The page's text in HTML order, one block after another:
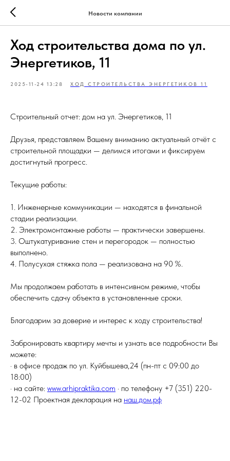
Новости компании
Ход строительства дома по ул.
Энергетиков, 11
2025-11-24 13:28 ХОД СТРОИТЕЛЬСТВА ЭНЕРГЕТИКОВ 11
Строительный отчет: дом на ул. Энергетиков, 11
Друзья, представляем Вашему вниманию актуальный отчёт с
строительной площадки — делимся итогами и фиксируем
достигнутый прогресс.
Текущие работы:
1. Инженерные коммуникации — находятся в финальной
стадии реализации.
2. Электромонтажные работы — практически завершены.
3. Оштукатуривание стен и перегородок — полностью
выполнено.
4. Полусухая стяжка пола — реализована на 90 %.
Мы продолжаем работать в интенсивном режиме, чтобы
обеспечить сдачу объекта в установленные сроки.
Благодарим за доверие и интерес к ходу строительства!
Забронировать квартиру мечты и узнать все подробности Вы
можете:
· в офисе продаж по ул. Куйбышева,24 (пн-пт с 09:00 до
18:00)
· на сайте: www.arhipraktika.com · по телефону +7 (351) 220-
12-02 Проектная декларация на наш.дом.рф